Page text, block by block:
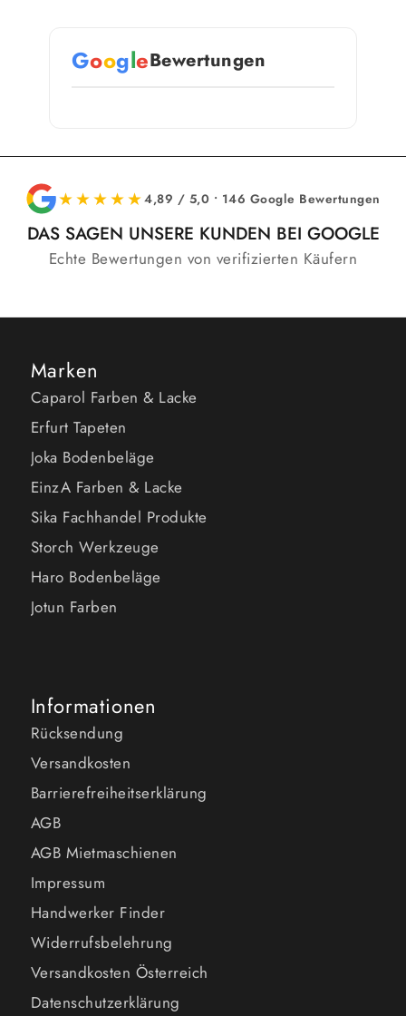
GoogleBewertungen
★★★★★4,89 / 5,0 • 146 Google Bewertungen
DAS SAGEN UNSERE KUNDEN BEI GOOGLE
Echte Bewertungen von verifizierten Käufern
Marken
Caparol Farben & Lacke
Erfurt Tapeten
Joka Bodenbeläge
EinzA Farben & Lacke
Sika Fachhandel Produkte
Storch Werkzeuge
Haro Bodenbeläge
Jotun Farben
Informationen
Rücksendung
Versandkosten
Barrierefreiheitserklärung
AGB
AGB Mietmaschienen
Impressum
Handwerker Finder
Widerrufsbelehrung
Versandkosten Österreich
Datenschutzerklärung